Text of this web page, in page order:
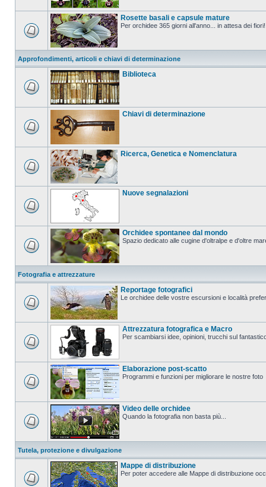
Rosette basali e capsule mature
Per orchidee 365 giorni all'anno... in attesa dei fiori!
Approfondimenti, articoli e chiavi di determinazione
Biblioteca
Chiavi di determinazione
Ricerca, Genetica e Nomenclatura
Nuove segnalazioni
Orchidee spontanee dal mondo
Spazio dedicato alle cugine d'oltralpe e d'oltre
Fotografia e attrezzature
Reportage fotografici
Le orchidee delle vostre escursioni e località
Attrezzatura fotografica e Macro
Per scambiarsi idee, opinioni, trucchi sul
Elaborazione post-scatto
Programmi e funzioni per migliorare le nostre foto
Video delle orchidee
Quando la fotografia non basta più...
Tutela, protezione e divulgazione
Mappe di distribuzione
Per poter accedere alle Mappe di distribuzione